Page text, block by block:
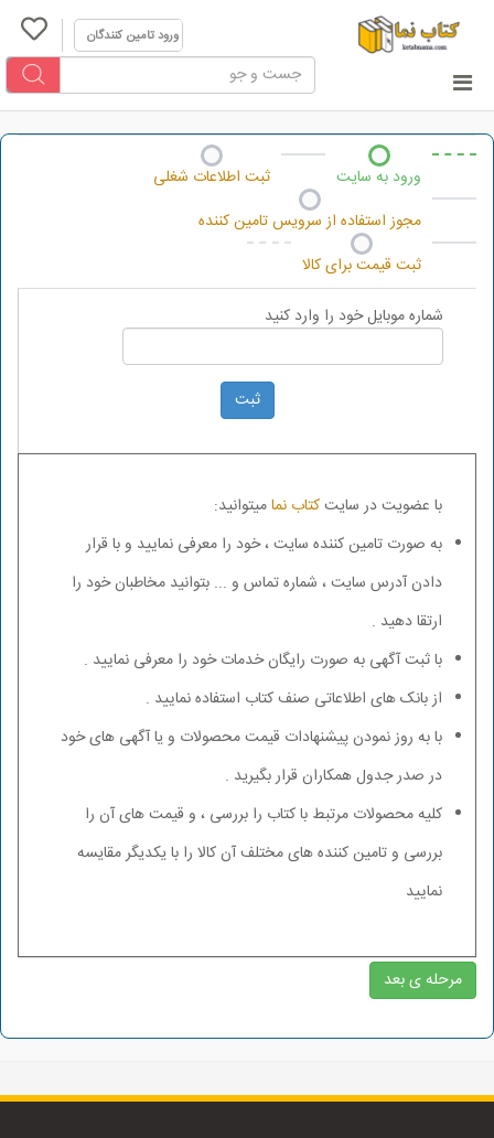
ورود تامین کنندگان
ورود به سایت
ثبت اطلاعات شغلی
مجوز استفاده از سرویس تامین کننده
ثبت قیمت برای کالا
شماره موبایل خود را وارد کنید
با عضویت در سایتکتاب نمامیتوانید:
به صورت تامین کننده سایت ، خود را معرفی نمایید و با قرار
دادن آدرس سایت ، شماره تماس و ... بتوانید مخاطبان خود را
ارتقا دهید .
با ثبت آگهی به صورت رایگان خدمات خود را معرفی نمایید .
از بانک های اطلاعاتی صنف کتاب استفاده نمایید .
با به روز نمودن پیشنهادات قیمت محصولات و یا آگهی های خود
در صدر جدول همکاران قرار بگیرید .
کلیه محصولات مرتبط با کتاب را بررسی ، و قیمت های آن را
بررسی و تامین کننده های مختلف آن کالا را با یکدیگر مقایسه
نمایید